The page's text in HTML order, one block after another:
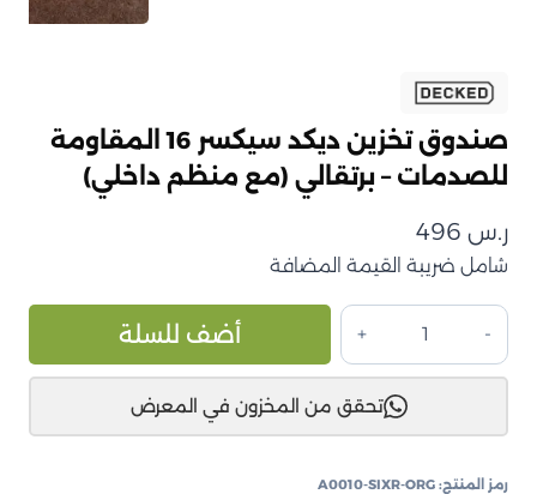
صندوق تخزين ديكد سيكسر 16 المقاومة
للصدمات – برتقالي (مع منظم داخلي)
ر.س
شامل ضريبة القيمة المضافة
كمية
صندوق
تخزين
سيكسر
أضف للسلة
تحقق من المخزون في المعرض
رمز المنتج: A0010-SIXR-ORG